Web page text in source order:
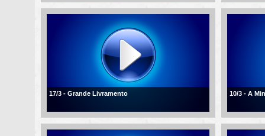
17/3 - Grande Livramento 10/3 - A